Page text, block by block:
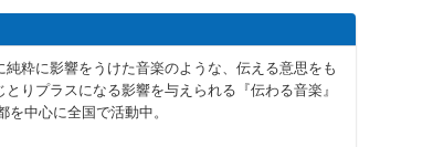
純粋に影響をうけた音楽のような、伝える意思をも
りプラスになる影響を与えられる『伝わる音楽』
を中心に全国で活動中。